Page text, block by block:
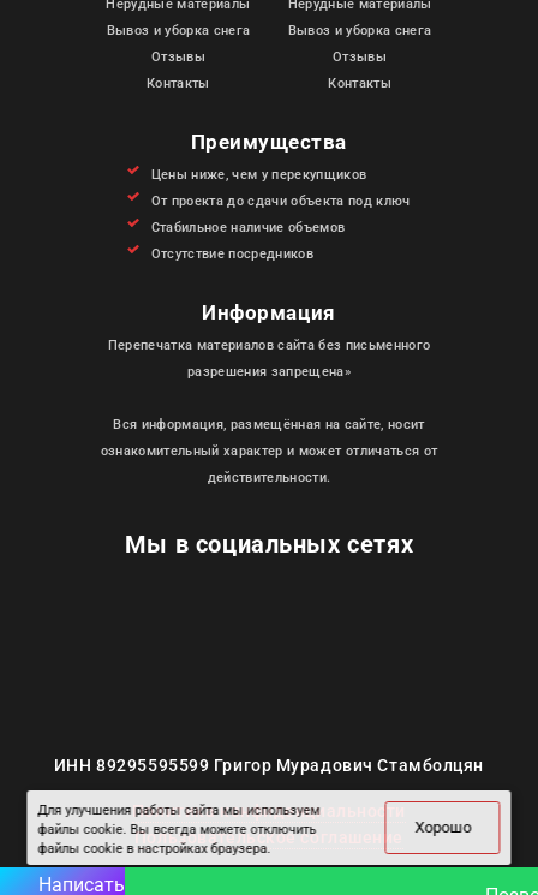
Мы в социальных сетях
Нерудные материалы
Вывоз и уборка снега
Отзывы
Контакты
Нерудные материалы
Вывоз и уборка снега
Отзывы
Контакты
Преимущества
Цены ниже, чем у перекупщиков
От проекта до сдачи объекта под ключ
Стабильное наличие объемов
Отсутствие посредников
Информация
Перепечатка материалов сайта без письменного
разрешения запрещена»
Вся информация, размещённая на сайте, носит
ознакомительный характер и может отличаться от
действительности.
ИНН 89295595599 Григор Мурадович Стамболцян
Политика конфиденциальности
Пользовательское соглашение
Сделано с любовью в
Для улучшения работы сайта мы используем
файлы cookie. Вы всегда можете отключить
файлы cookie в настройках браузера.
Хорошо
Написать